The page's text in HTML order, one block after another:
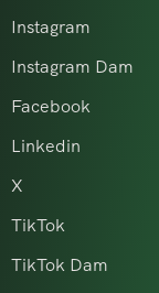
Instagram
Instagram Dam
Facebook
Linkedin
X
TikTok
TikTok Dam